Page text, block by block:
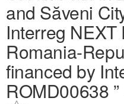
and Săveni
Interreg
Romania-
financed by
ROMD00638 ”